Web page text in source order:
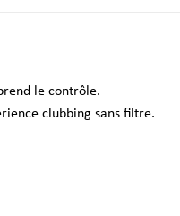
le contrôle.
clubbing sans filtre.